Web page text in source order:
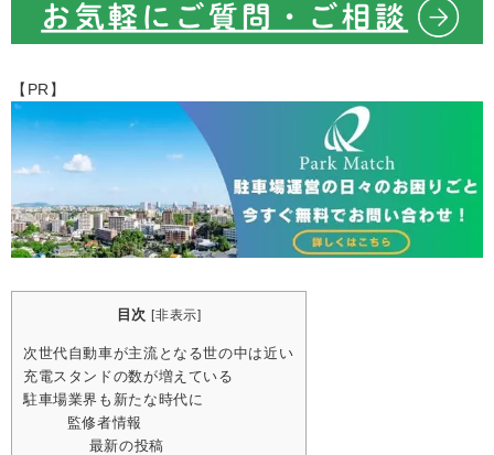
【PR】
目次 [非表示]
次世代自動車が主流となる世の中は近い
充電スタンドの数が増えている
駐車場業界も新たな時代に
監修者情報
最新の投稿